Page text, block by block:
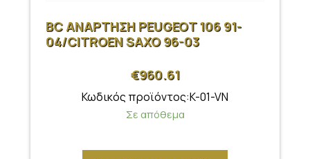
BC ΑΝΑΡΤΗΣΗ PEUGEOT 106 91-
04/CITROEN SAXO 96-03
€960.61
Κωδικός προϊόντος:K-01-VN
Σε απόθεμα